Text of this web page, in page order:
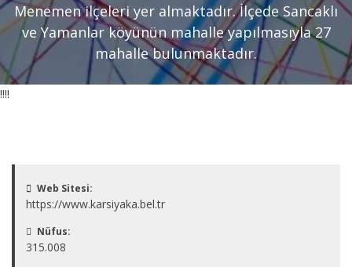
Menemen ilçeleri yer almaktadır. İlçede Sancaklı
ve Yamanlar köyünün mahalle yapılmasıyla 27
mahalle bulunmaktadır.
!!!!
Web Sitesi:
https://www.karsiyaka.bel.tr
Nüfus:
315.008